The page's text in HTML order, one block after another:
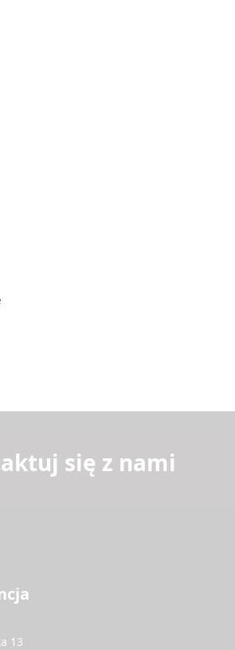
się z nami
13